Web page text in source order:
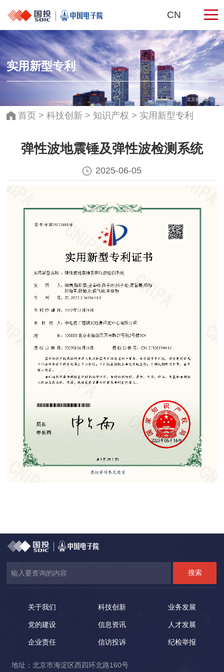
CN
北京银泰中心
实用新型专利
首页 > 科技创新 > 知识产权 > 实用新型专利
弹性波地震锤及弹性波检测系统
2025-06-05
关于我们 科技创新 业务发展
党的建设 信息资讯 人才发展
企业责任 信访投诉 纪检举报
地址：北京市海淀区西四环北路160号